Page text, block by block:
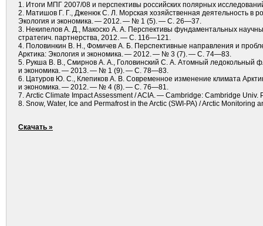
1. Итоги МПГ 2007/08 и перспективы российских полярных
2. Матишов Г. Г., Дженюк С. Л. Морская хозяйственная деятельность в
Экология и экономика. — 2012. — № 1 (5). — С. 26—37.
3. Некипелов А. Д., Макоско А. А. Перспективы фундаментальных
стратегич. партнерства, 2012. — С. 116—121.
4. Половинкин В. Н., Фомичев А. Б. Перспективные направления и
Арктика: Экология и экономика. — 2012. — № 3 (7). — С. 74—83.
5. Рукша В. В., Смирнов А. А., Головинский С. А. Атомный ледокольный
и экономика. — 2013. — № 1 (9). — С. 78—83.
6. Цатуров Ю. С., Клепиков А. В. Современное изменение климата
и экономика. — 2012. — № 4 (8). — С. 76—81.
7. Arctic Climate Impact Assessment / ACIA. — Cambridge: Cambridge Univ.
8. Snow, Water, Ice and Permafrost in the Arctic (SWI-PA) / Arctic
Скачать »